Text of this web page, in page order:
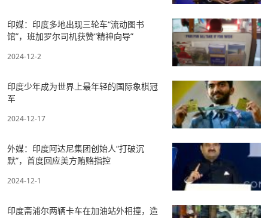
印媒：印度多地出现三轮车“流动图书
馆”，班加罗尔司机获赞“精神向导”
2024-12-2
印度少年成为世界上最年轻的国际象棋冠
军
2024-12-17
外媒：印度阿达尼集团创始人“打破沉
默”，首度回应美方贿赂指控
2024-12-1
印度斋浦尔两辆卡车在加油站外相撞，造